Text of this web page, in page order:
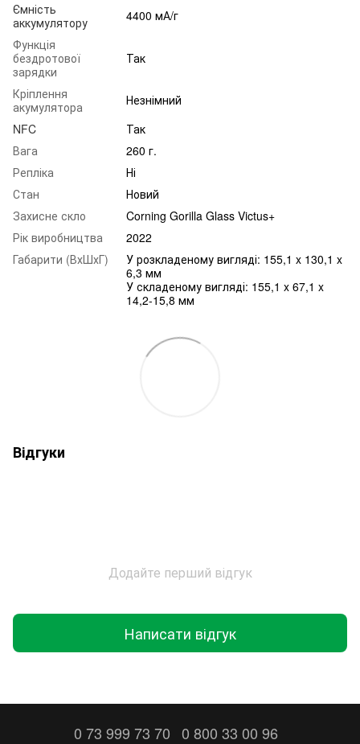
Ємність
аккумулятору
4400 мА/г
Функція
бездротової
зарядки
Так
Кріплення
акумулятора
Незнімний
NFC
Так
Вага
260 г.
Репліка
Ні
Стан
Новий
Захисне скло
Corning Gorilla Glass Victus+
Рік виробництва
2022
Габарити (ВхШхГ)
У розкладеному вигляді: 155,1 x 130,1 x
6,3 мм
У складеному вигляді: 155,1 x 67,1 x
14,2-15,8 мм
Відгуки
Додайте перший відгук
Написати відгук
0 73 999 73 70 0 800 33 00 96